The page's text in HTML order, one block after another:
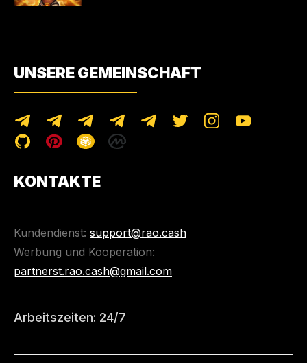
UNSERE GEMEINSCHAFT
KONTAKTE
Kundendienst: support@rao.cash
Werbung und Kooperation:
partnerst.rao.cash@gmail.com
Arbeitszeiten: 24/7